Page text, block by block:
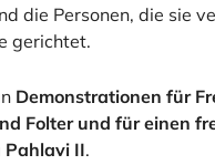
die Personen, die sie
gerichtet.
Demonstrationen für
Folter und für einen
Pahlavi II.